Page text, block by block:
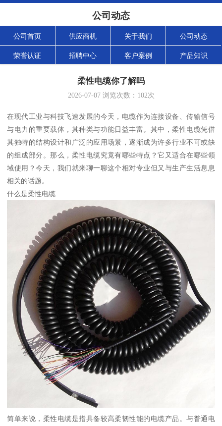
公司动态
公司首页 供应商机 关于我们 公司动态
荣誉认证 招聘中心 客户案例 产品知识
柔性电缆你了解吗
2026-07-07浏览次数： 102次
在现代工业与科技飞速发展的今天，电缆作为连接设备、传输信号
与电力的重要载体，其种类与功能日益丰富。其中，柔性电缆凭借
其独特的结构设计和广泛的应用场景，逐渐成为许多行业不可或缺
的组成部分。那么，柔性电缆究竟有哪些特点？它又适合在哪些领
域使用？今天，我们就来聊一聊这个相对专业但又与生产生活息息
相关的话题。
什么是柔性电缆
简单来说，柔性电缆是指具备较高柔韧性能的电缆产品。与普通电